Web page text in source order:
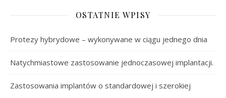
OSTATNIE WPISY
Protezy hybrydowe – wykonywane w ciągu jednego dnia
Natychmiastowe zastosowanie jednoczasowej implantacji.
Zastosowania implantów o standardowej i szerokiej